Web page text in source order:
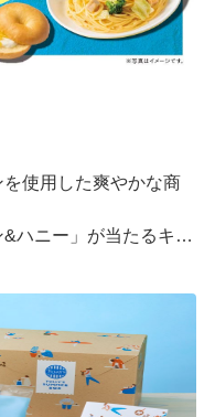
使用した爽やかな商
ハニー」が当たるキャ